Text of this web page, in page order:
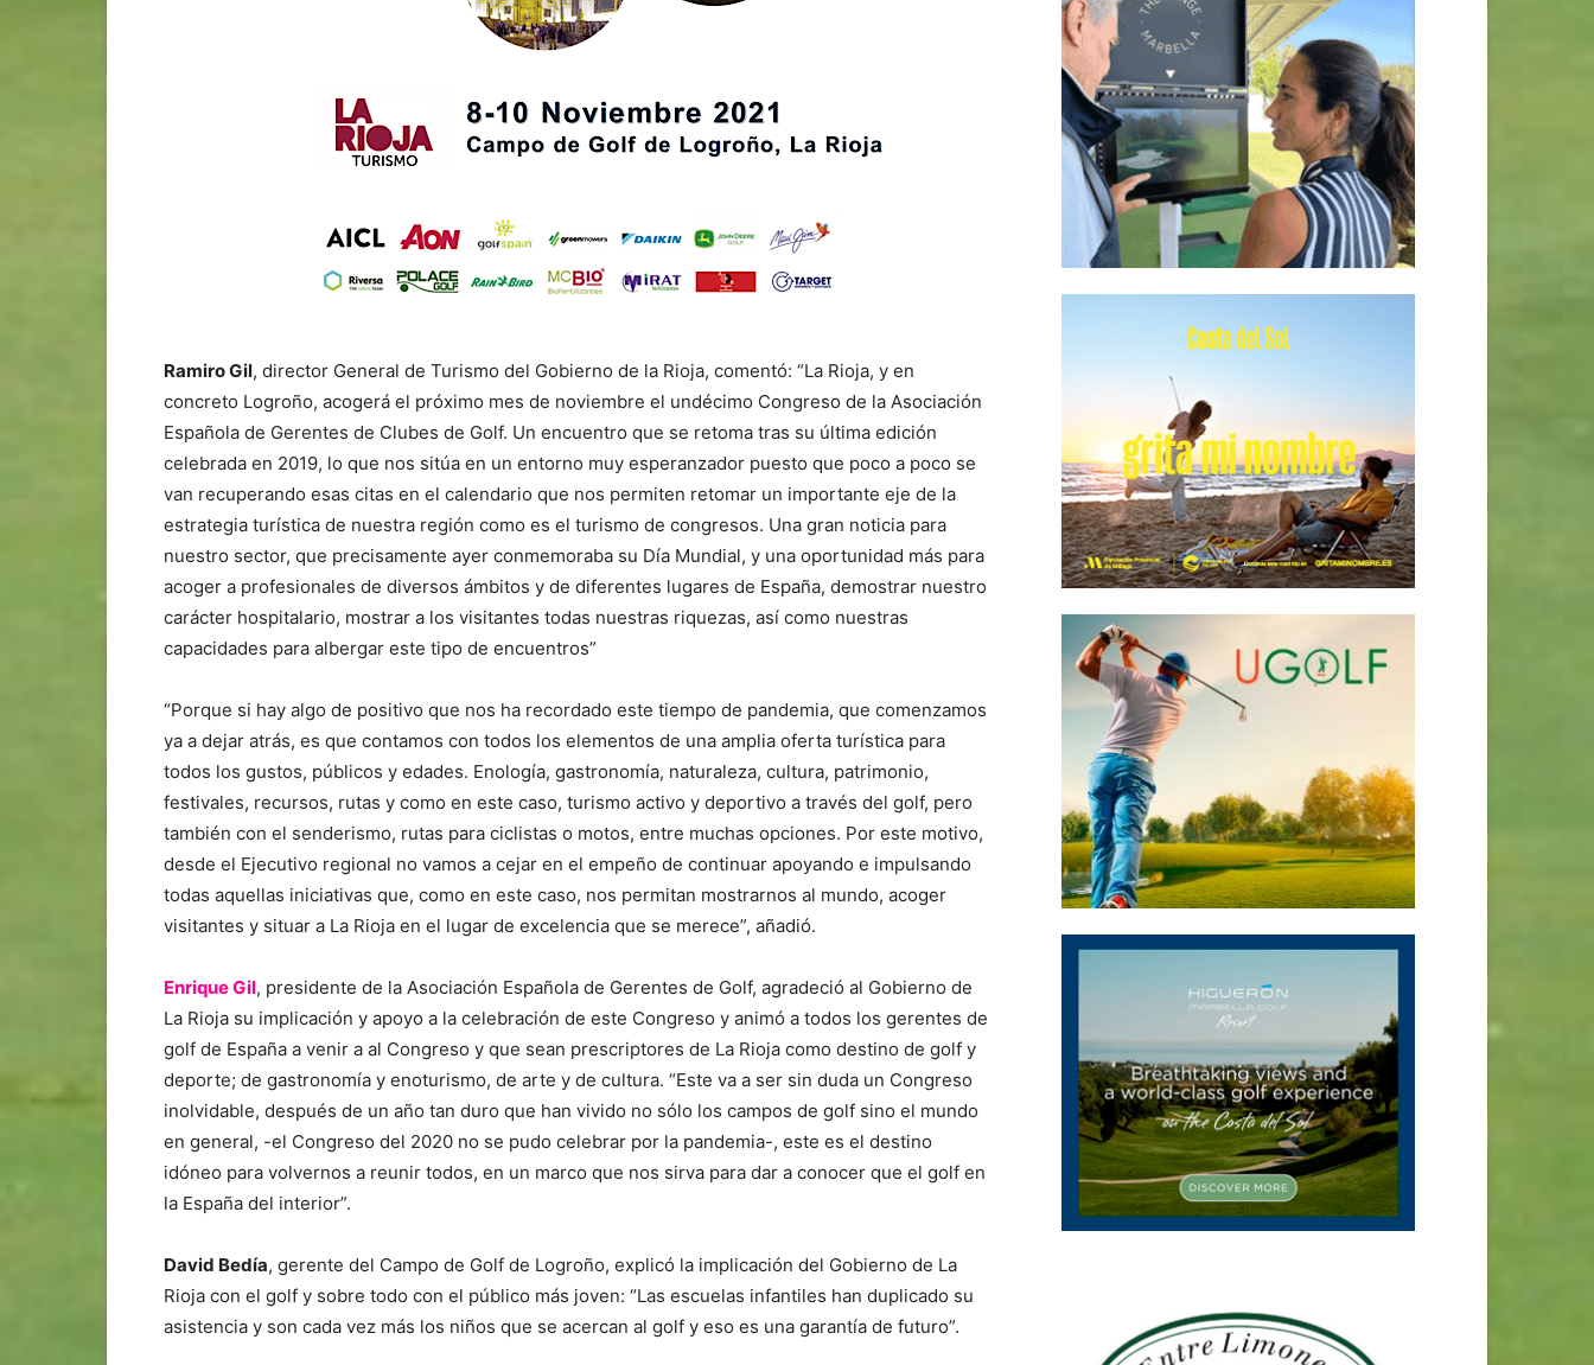
Ramiro Gil, director General de Turismo del Gobierno de la Rioja, comentó: “La Rioja, y en
concreto Logroño, acogerá el próximo mes de noviembre el undécimo Congreso de la Asociación
Española de Gerentes de Clubes de Golf. Un encuentro que se retoma tras su última edición
celebrada en 2019, lo que nos sitúa en un entorno muy esperanzador puesto que poco a poco se
van recuperando esas citas en el calendario que nos permiten retomar un importante eje de la
estrategia turística de nuestra región como es el turismo de congresos. Una gran noticia para
nuestro sector, que precisamente ayer conmemoraba su Día Mundial, y una oportunidad más para
acoger a profesionales de diversos ámbitos y de diferentes lugares de España, demostrar nuestro
carácter hospitalario, mostrar a los visitantes todas nuestras riquezas, así como nuestras
capacidades para albergar este tipo de encuentros”
“Porque si hay algo de positivo que nos ha recordado este tiempo de pandemia, que comenzamos
ya a dejar atrás, es que contamos con todos los elementos de una amplia oferta turística para
todos los gustos, públicos y edades. Enología, gastronomía, naturaleza, cultura, patrimonio,
festivales, recursos, rutas y como en este caso, turismo activo y deportivo a través del golf, pero
también con el senderismo, rutas para ciclistas o motos, entre muchas opciones. Por este motivo,
desde el Ejecutivo regional no vamos a cejar en el empeño de continuar apoyando e impulsando
todas aquellas iniciativas que, como en este caso, nos permitan mostrarnos al mundo, acoger
visitantes y situar a La Rioja en el lugar de excelencia que se merece”, añadió.
Enrique Gil, presidente de la Asociación Española de Gerentes de Golf, agradeció al Gobierno de
La Rioja su implicación y apoyo a la celebración de este Congreso y animó a todos los gerentes de
golf de España a venir a al Congreso y que sean prescriptores de La Rioja como destino de golf y
deporte; de gastronomía y enoturismo, de arte y de cultura. “Este va a ser sin duda un Congreso
inolvidable, después de un año tan duro que han vivido no sólo los campos de golf sino el mundo
en general, -el Congreso del 2020 no se pudo celebrar por la pandemia-, este es el destino
idóneo para volvernos a reunir todos, en un marco que nos sirva para dar a conocer que el golf en
la España del interior”.
David Bedía, gerente del Campo de Golf de Logroño, explicó la implicación del Gobierno de La
Rioja con el golf y sobre todo con el público más joven: “Las escuelas infantiles han duplicado su
asistencia y son cada vez más los niños que se acercan al golf y eso es una garantía de futuro”.